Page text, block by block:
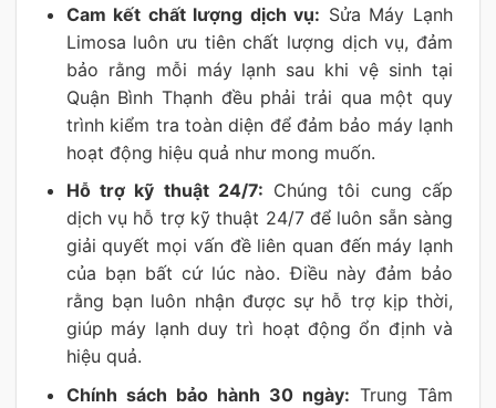
Cam kết chất lượng dịch vụ: Sửa Máy Lạnh
Limosa luôn ưu tiên chất lượng dịch vụ, đảm
bảo rằng mỗi máy lạnh sau khi vệ sinh tại
Quận Bình Thạnh đều phải trải qua một quy
trình kiểm tra toàn diện để đảm bảo máy lạnh
hoạt động hiệu quả như mong muốn.
Hỗ trợ kỹ thuật 24/7: Chúng tôi cung cấp
dịch vụ hỗ trợ kỹ thuật 24/7 để luôn sẵn sàng
giải quyết mọi vấn đề liên quan đến máy lạnh
của bạn bất cứ lúc nào. Điều này đảm bảo
rằng bạn luôn nhận được sự hỗ trợ kịp thời,
giúp máy lạnh duy trì hoạt động ổn định và
hiệu quả.
Chính sách bảo hành 30 ngày: Trung Tâm